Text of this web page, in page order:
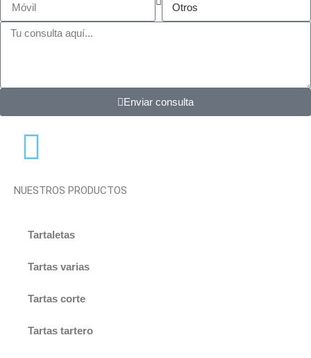
Enviar consulta
NUESTROS PRODUCTOS
Tartaletas
Tartas varias
Tartas corte
Tartas tartero